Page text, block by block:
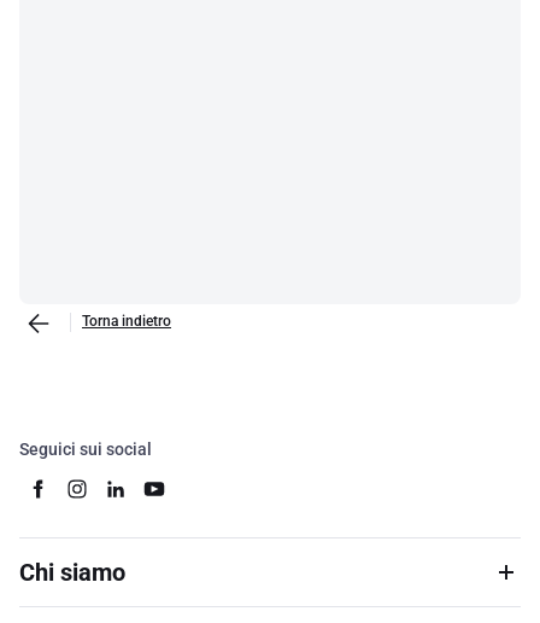
Torna indietro
Seguici sui social
Chi siamo